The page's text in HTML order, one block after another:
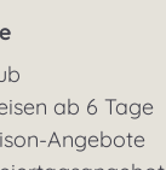
ab 6 Tage
Angebote